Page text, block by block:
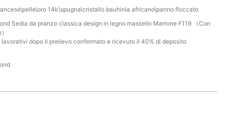
14k\spugna\cristallo bauhinia africano\panno floccato
Sedia da pranzo classica design in legno massello Marrone F119 （Con
lavorativi dopo il prelievo confermato e ricevuto il 40% di deposito